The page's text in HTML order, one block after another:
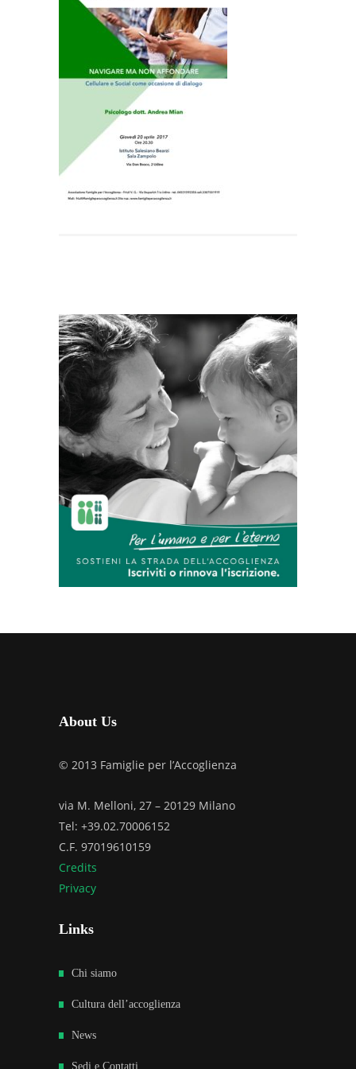
About Us
© 2013 Famiglie per l’Accoglienza
via M. Melloni, 27 – 20129 Milano
Tel: +39.02.70006152
C.F. 97019610159
Credits
Privacy
Links
Chi siamo
Cultura dell’accoglienza
News
Sedi e Contatti